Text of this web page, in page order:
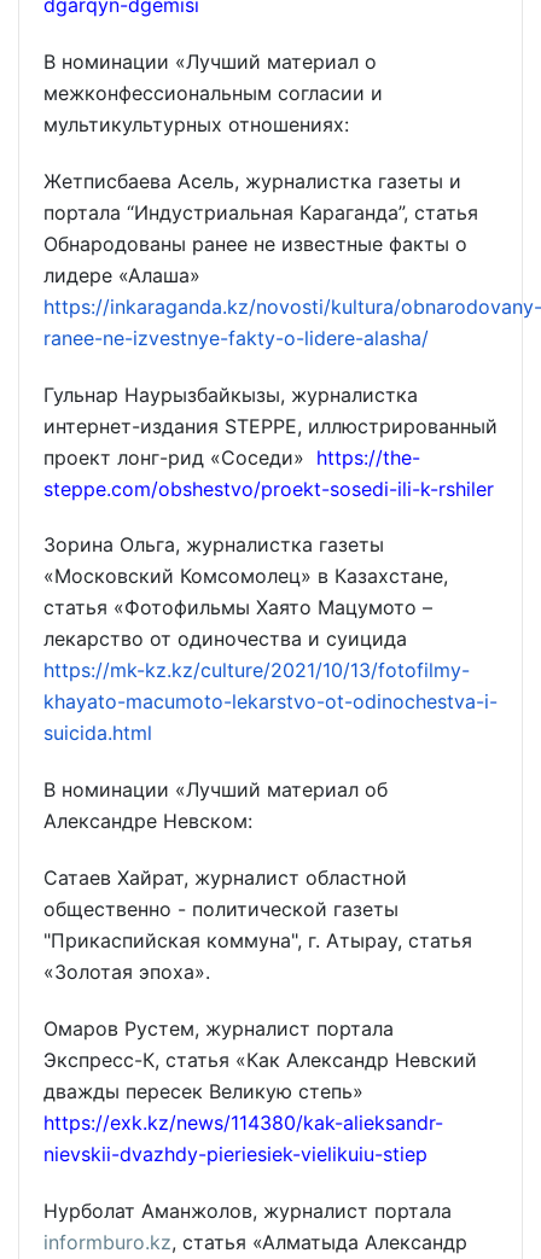
dgarqyn-dgemisi
В номинации «Лучший материал о
межконфессиональным согласии и
мультикультурных отношениях:
Жетписбаева Асель, журналистка газеты и
портала “Индустриальная Караганда”, статья
Обнародованы ранее не известные факты о
лидере «Алаша»
https://inkaraganda.kz/novosti/kultura/obnarodovany-
ranee-ne-izvestnye-fakty-o-lidere-alasha/
Гульнар Наурызбайкызы, журналистка
интернет-издания STEPPE, иллюстрированный
проект лонг-рид «Соседи» https://the-
steppe.com/obshestvo/proekt-sosedi-ili-k-rshiler
Зорина Ольга, журналистка газеты
«Московский Комсомолец» в Казахстане,
статья «Фотофильмы Хаято Мацумото –
лекарство от одиночества и суицида
https://mk-kz.kz/culture/2021/10/13/fotofilmy-
khayato-macumoto-lekarstvo-ot-odinochestva-i-
suicida.html
В номинации «Лучший материал об
Александре Невском:
Сатаев Хайрат, журналист областной
общественно - политической газеты
"Прикаспийская коммуна", г. Атырау, статья
«Золотая эпоха».
Омаров Рустем, журналист портала
Экспресс-К, статья «Как Александр Невский
дважды пересек Великую степь»
https://exk.kz/news/114380/kak-alieksandr-
nievskii-dvazhdy-pieriesiek-vielikuiu-stiep
Нурболат Аманжолов, журналист портала
informburo.kz, статья «Алматыда Александр